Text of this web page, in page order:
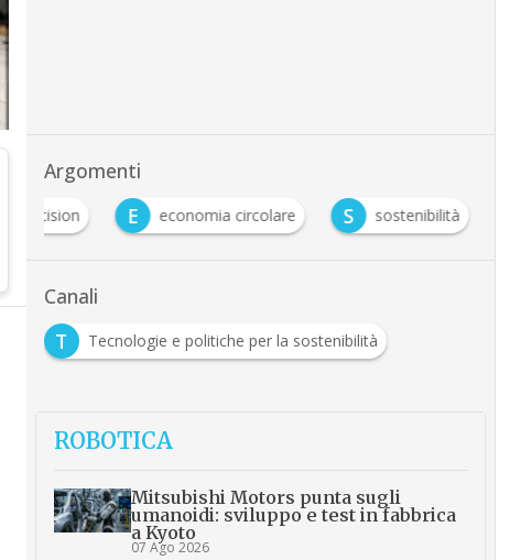
Argomenti
decision E economia circolare S sostenibilità
Canali
T
Tecnologie e politiche per la sostenibilità
ROBOTICA
Mitsubishi Motors punta sugli
umanoidi: sviluppo e test in fabbrica
a Kyoto
07 Ago 2026